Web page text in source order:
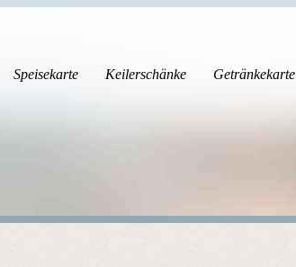
Speisekarte Keilerschänke Getränkekarte